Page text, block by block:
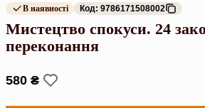
В наявності Код: 9786171508002
Мистецтво спокуси. 24
переконання
580 ₴